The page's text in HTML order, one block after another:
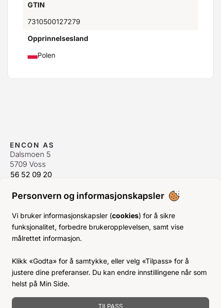
Personvern og informasjonskapsler
Vi bruker informasjonskapsler (cookies) for å sikre
funksjonalitet, forbedre brukeropplevelsen, samt vise
målrettet informasjon.
Klikk «Godta» for å samtykke, eller velg «Tilpass» for å
justere dine preferanser. Du kan endre innstillingene når som
helst på Min Side.
TILPASS
GTIN
7310500127279
Opprinnelsesland
Polen
ENCON AS
Dalsmoen 5
5709 Voss
56 52 09 20
ÅPNINGSTIDER ORDREKONTOR
Man-Fre:08–16
Lør-Søn: Stengt
Helligdager: Stengt
KJØPSVILKÅR
BLI KUNDE